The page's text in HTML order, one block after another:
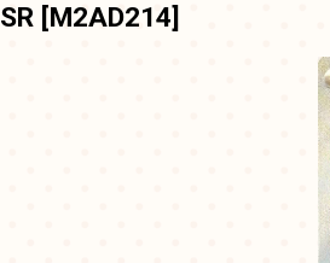
[M2AD214]